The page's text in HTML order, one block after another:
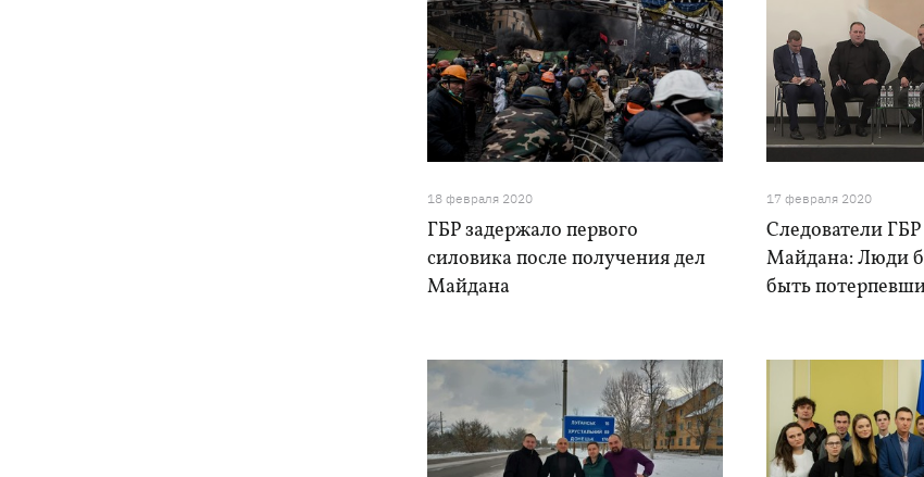
18 февраля 2020
ГБР задержало первого
силовика после получения дел
Майдана
17 февраля 2020
Следователи
Майдана: Люди
быть